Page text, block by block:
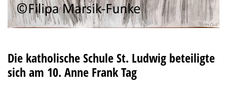
Die katholische Schule St. Ludwig beteiligte
sich am 10. Anne Frank Tag